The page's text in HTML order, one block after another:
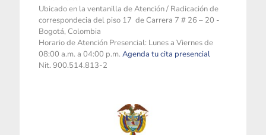
Ubicado en la ventanilla de Atención / Radicación de
correspondecia del piso 17 de Carrera 7 # 26 – 20 -
Bogotá, Colombia
Horario de Atención Presencial: Lunes a Viernes de
08:00 a.m. a 04:00 p.m. Agenda tu cita presencial
Nit. 900.514.813-2